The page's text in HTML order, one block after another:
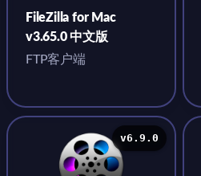
FileZilla for Mac
v3.65.0 中文版
FTP客户端
v6.9.0